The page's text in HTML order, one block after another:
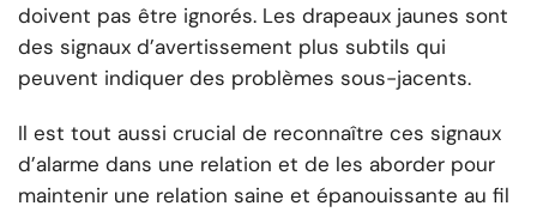
doivent pas être ignorés. Les drapeaux jaunes sont
des signaux d’avertissement plus subtils qui
peuvent indiquer des problèmes sous-jacents.
Il est tout aussi crucial de reconnaître ces signaux
d’alarme dans une relation et de les aborder pour
maintenir une relation saine et épanouissante au fil